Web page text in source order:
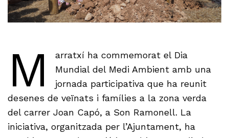
M
arratxí ha commemorat el Dia
Mundial del Medi Ambient amb una
jornada participativa que ha reunit
desenes de veïnats i famílies a la zona verda
del carrer Joan Capó, a Son Ramonell. La
iniciativa, organitzada per l’Ajuntament, ha